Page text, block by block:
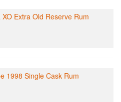
Extra Old Reserve Rum
1998 Single Cask Rum